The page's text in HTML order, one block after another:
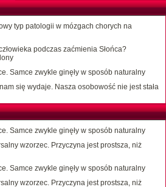
typ patologii w mózgach chorych na
podczas zaćmienia Słońca?
Samce zwykle ginęły w sposób naturalny
się wydaje. Nasza osobowość nie jest stała
Samce zwykle ginęły w sposób naturalny
wzorzec. Przyczyna jest prostsza, niż
Samce zwykle ginęły w sposób naturalny
wzorzec. Przyczyna jest prostsza, niż